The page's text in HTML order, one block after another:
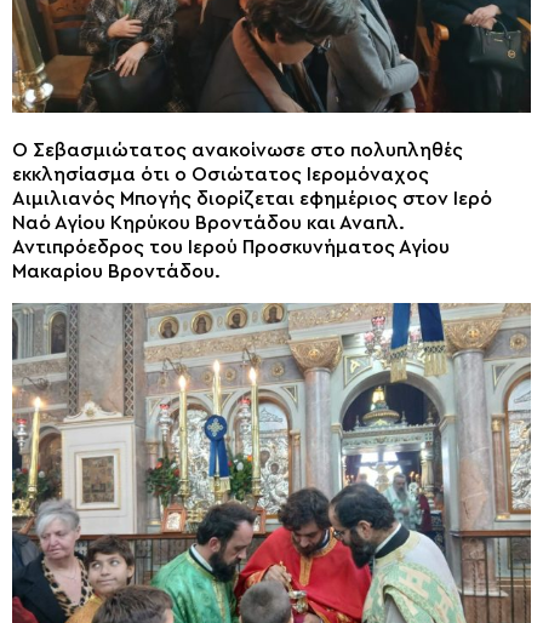
Ο Σεβασμιώτατος ανακοίνωσε στο πολυπληθές
εκκλησίασμα ότι ο Οσιώτατος Ιερομόναχος
Αιμιλιανός Μπογής διορίζεται εφημέριος στον Ιερό
Ναό Αγίου Κηρύκου Βροντάδου και Αναπλ.
Αντιπρόεδρος του Ιερού Προσκυνήματος Αγίου
Μακαρίου Βροντάδου.